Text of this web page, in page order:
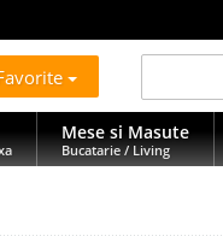
Mese si Masute
Bucatarie / Living